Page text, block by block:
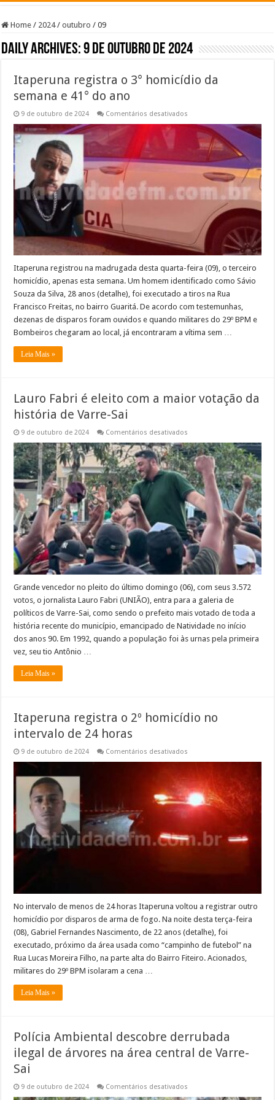
Home / 2024 / outubro / 09
Daily Archives:9 de outubro de 2024
Itaperuna registra o 3° homicídio da
semana e 41° do ano
9 de outubro de 2024 Comentários desativados
registra
homicídio
da
semana
do
ano
Itaperuna registrou na madrugada desta quarta-feira (09), o terceiro
homicídio, apenas esta semana. Um homem identificado como Sávio
Souza da Silva, 28 anos (detalhe), foi executado a tiros na Rua
Francisco Freitas, no bairro Guaritá. De acordo com testemunhas,
dezenas de disparos foram ouvidos e quando militares do 29º BPM e
Bombeiros chegaram ao local, já encontraram a vítima sem …
Leia Mais »
Lauro Fabri é eleito com a maior votação da
história de Varre-Sai
9 de outubro de 2024 Comentários desativados
Fabri
é
eleito
com
a
maior
votação
da
história
de
Varre-
Sai
Grande vencedor no pleito do último domingo (06), com seus 3.572
votos, o jornalista Lauro Fabri (UNIÃO), entra para a galeria de
políticos de Varre-Sai, como sendo o prefeito mais votado de toda a
história recente do município, emancipado de Natividade no início
dos anos 90. Em 1992, quando a população foi às urnas pela primeira
vez, seu tio Antônio …
Leia Mais »
Itaperuna registra o 2º homicídio no
intervalo de 24 horas
9 de outubro de 2024 Comentários desativados
2º
homicídio
no
intervalo
de
horas
No intervalo de menos de 24 horas Itaperuna voltou a registrar outro
homicídio por disparos de arma de fogo. Na noite desta terça-feira
(08), Gabriel Fernandes Nascimento, de 22 anos (detalhe), foi
executado, próximo da área usada como “campinho de futebol” na
Rua Lucas Moreira Filho, na parte alta do Bairro Fiteiro. Acionados,
militares do 29º BPM isolaram a cena …
Leia Mais »
Polícia Ambiental descobre derrubada
ilegal de árvores na área central de Varre-
Sai
9 de outubro de 2024 Comentários desativados